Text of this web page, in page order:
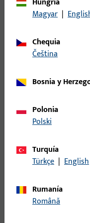
A los cerrojos
para puertas
puertas de dos
abajo.
Magyar |
Chequia
čeština
Bosnia y
Polonia
Polski
Turquía
Türkçe | English
Rumanía
Română